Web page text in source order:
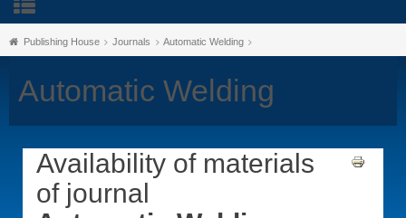
Publishing House Journals Automatic Welding
Automatic Welding
Availability of materials
of journal